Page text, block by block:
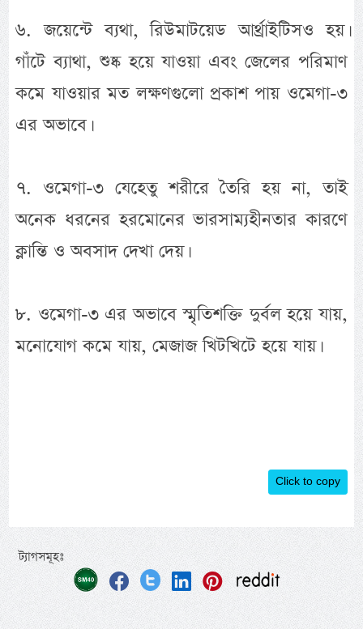
৬. জয়েন্টে ব্যথা, রিউমাটয়েড আর্থ্রাইটিসও হয়।
গাঁটে ব্যাথা, শুষ্ক হয়ে যাওয়া এবং জেলের পরিমাণ
কমে যাওয়ার মত লক্ষণগুলো প্রকাশ পায় ওমেগা-৩
এর অভাবে।
৭. ওমেগা-৩ যেহেতু শরীরে তৈরি হয় না, তাই
অনেক ধরনের হরমোনের ভারসাম্যহীনতার কারণে
ক্লান্তি ও অবসাদ দেখা দেয়।
৮. ওমেগা-৩ এর অভাবে স্মৃতিশক্তি দুর্বল হয়ে যায়,
মনোযোগ কমে যায়, মেজাজ খিটখিটে হয়ে যায়।
Click to copy
ট্যাগসমূহঃ